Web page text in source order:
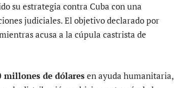
su estrategia contra Cuba con una
judiciales. El objetivo declarado por
acusa a la cúpula castrista de
millones de dólaresen ayuda humanitaria,